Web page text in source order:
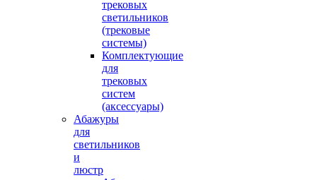
трековых
светильников
(трековые
системы)
Комплектующие
для
трековых
систем
(аксессуары)
Абажуры
для
светильников
и
люстр